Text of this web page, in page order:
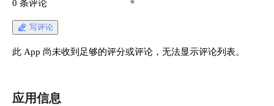
0 条评论
写评论
此 App 尚未收到足够的评分或评论，无法显示评论列表。
应用信息